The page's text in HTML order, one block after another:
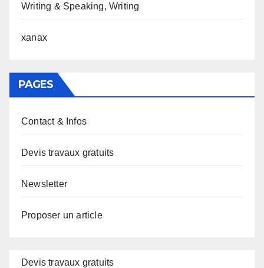
Writing & Speaking, Writing
xanax
PAGES
Contact & Infos
Devis travaux gratuits
Newsletter
Proposer un article
Devis travaux gratuits